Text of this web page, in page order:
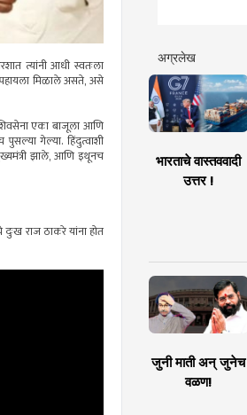
त्यांनी आधी स्वतःला
पहायला मिळाले असते, असे
एका बाजूला आणि
पुसल्या गेल्या. हिंदुत्वाशी
झाले, आणि इथूनच
राज ठाकरे यांना होत
अग्रलेख
भारताचे वास्तववादी
उत्तर !
जुनी माती अन् जुनेच
वळण!